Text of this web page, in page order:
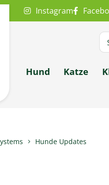
Instagram
Hund Katze
Hunde Updates